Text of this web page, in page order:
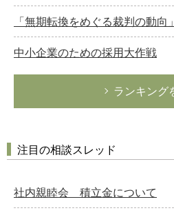
「無期転換をめぐる裁判の動向
中小企業のための採用大作戦
ランキング
注目の相談スレッド
社内親睦会 積立金について